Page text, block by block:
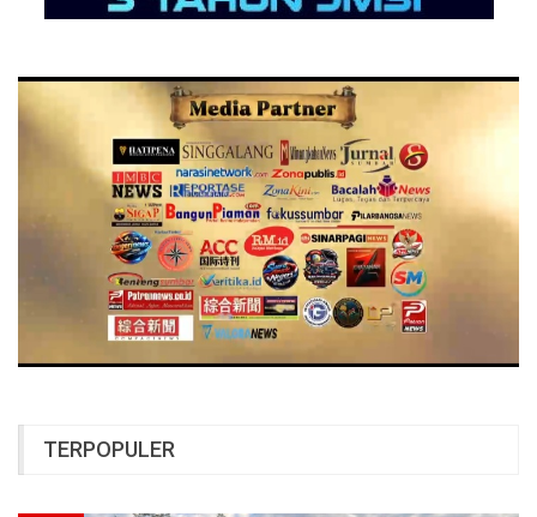
TERPOPULER